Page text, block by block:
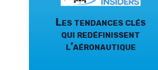
Les tendances clés
qui redéfinissent
l’aéronautique